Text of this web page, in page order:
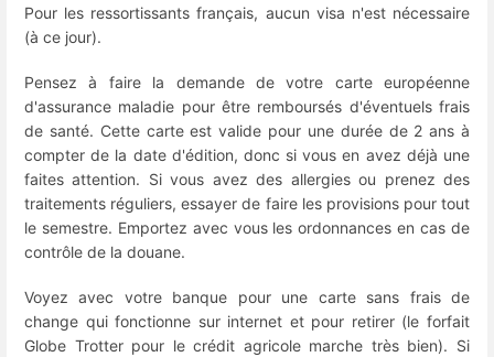
Pour les ressortissants français, aucun visa n'est nécessaire
(à ce jour).
Pensez à faire la demande de votre carte européenne
d'assurance maladie pour être remboursés d'éventuels frais
de santé. Cette carte est valide pour une durée de 2 ans à
compter de la date d'édition, donc si vous en avez déjà une
faites attention. Si vous avez des allergies ou prenez des
traitements réguliers, essayer de faire les provisions pour tout
le semestre. Emportez avec vous les ordonnances en cas de
contrôle de la douane.
Voyez avec votre banque pour une carte sans frais de
change qui fonctionne sur internet et pour retirer (le forfait
Globe Trotter pour le crédit agricole marche très bien). Si